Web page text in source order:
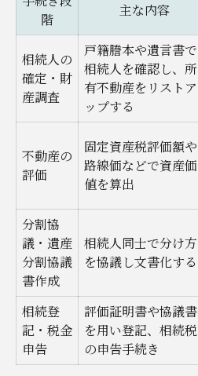
階
主な内容
相続人の
確定・財
産調査
戸籍謄本や遺言書で
相続人を確認し、所
有不動産をリストア
ップする
不動産の
評価
固定資産税評価額や
路線価などで資産価
値を算出
分割協
議・遺産
分割協議
書作成
相続人同士で分け方
を協議し文書化する
相続登
記・税金
申告
評価証明書や協議書
を用い登記、相続税
の申告手続き